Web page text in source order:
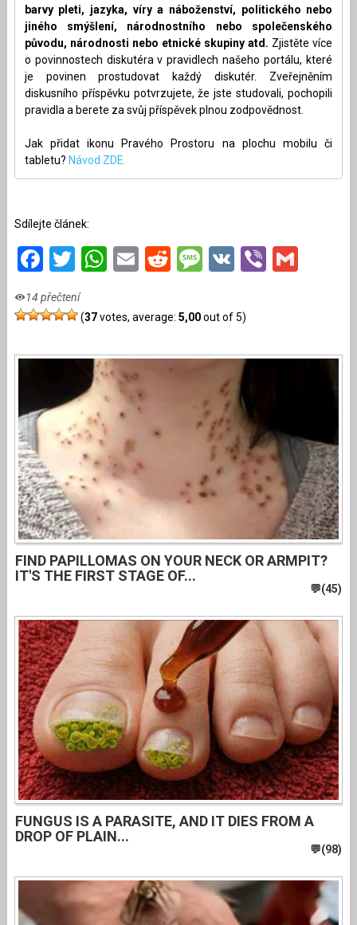
barvy pleti, jazyka, víry a náboženství, politického nebo
jiného smýšlení, národnostního nebo společenského
původu, národnosti nebo etnické skupiny atd. Zjistěte více
o povinnostech diskutéra v pravidlech našeho portálu, které
je povinen prostudovat každý diskutér. Zveřejněním
diskusního příspěvku potvrzujete, že jste studovali, pochopili
pravidla a berete za svůj příspěvek plnou zodpovědnost.
Jak přidat ikonu Pravého Prostoru na plochu mobilu či
tabletu? Návod ZDE.
Sdílejte článek:
Facebook
Twitter
WhatsApp
EmailRedditMessage
VKViber
14 přečtení
(37votes, average: 5,00out of 5)
FIND PAPILLOMAS ON YOUR NECK OR ARMPIT?
IT'S THE FIRST STAGE OF...
FUNGUS IS A PARASITE, AND IT DIES FROM A
DROP OF PLAIN...